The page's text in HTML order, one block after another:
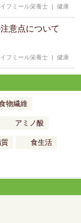
フミール栄養士 | 健康
意点について
フミール栄養士 | 健康
物繊維
アミノ酸
質 食生活